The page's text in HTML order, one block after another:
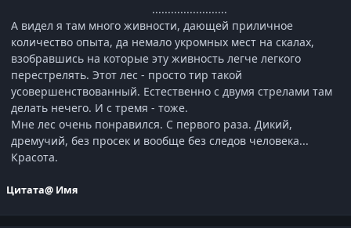
........................
А видел я там много живности, дающей приличное
количество опыта, да немало укромных мест на скалах,
взобравшись на которые эту живность легче легкого
перестрелять. Этот лес - просто тир такой
усовершенствованный. Естественно с двумя стрелами там
делать нечего. И с тремя - тоже.
Мне лес очень понравился. С первого раза. Дикий,
дремучий, без просек и вообще без следов человека...
Красота.
Цитата@ Имя